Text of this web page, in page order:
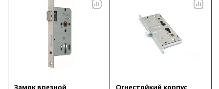
Замок врезной
Огнестойкий корпус